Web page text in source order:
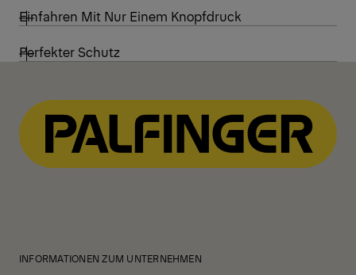
Einfahren Mit Nur Einem Knopfdruck
Perfekter Schutz
INFORMATIONEN ZUM UNTERNEHMEN